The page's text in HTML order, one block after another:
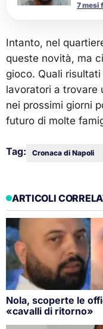
7 mesi
Intanto, nel
queste novità, ma
gioco. Quali
lavoratori a trovare
nei prossimi giorni
futuro di molte
Tag: Cronaca di Napoli
ARTICOLI
Nola, scoperte le
«cavalli di ritorno»